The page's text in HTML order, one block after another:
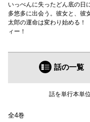
いっぺんに失ったどん底の日
多悠多に出会う。彼女と、彼
太郎の運命は変わり始める！
ィー！
話の一覧
話を単行本単
全4巻